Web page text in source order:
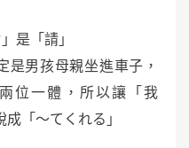
是「請」
是男孩母親坐進車子，
位一體，所以讓「我
「～てくれる」